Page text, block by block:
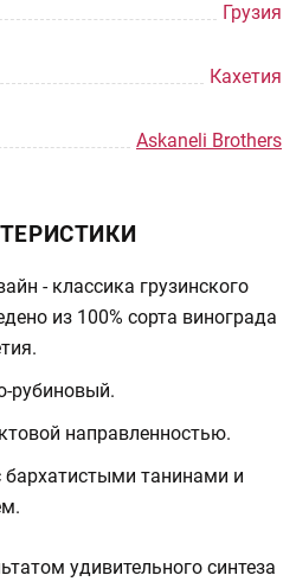
Грузия
Кахетия
Askaneli Brothers
- классика грузинского
из 100% сорта винограда
рубиновый.
направленностью.
бархатистыми танинами и
удивительного синтеза